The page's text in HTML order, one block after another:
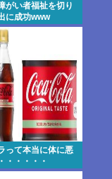
がい者福祉を切り
に成功www
って本当に体に悪
・・・・・